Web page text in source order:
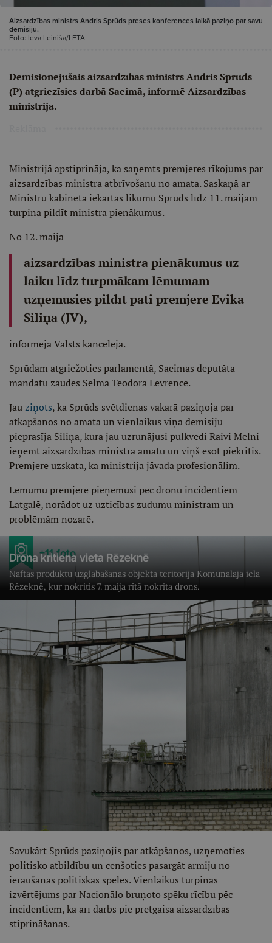
Aizsardzības ministrs Andris Sprūds preses konferences laikā paziņo par savu
demisiju.
Foto: Ieva Leiniša/LETA
Demisionējušais aizsardzības ministrs Andris Sprūds
(P) atgriezīsies darbā Saeimā, informē Aizsardzības
ministrijā.
Ministrijā apstiprināja, ka saņemts premjeres rīkojums par
aizsardzības ministra atbrīvošanu no amata. Saskaņā ar
Ministru kabineta iekārtas likumu Sprūds līdz 11. maijam
turpina pildīt ministra pienākumus.
No 12. maija
aizsardzības ministra pienākumus uz
laiku līdz turpmākam lēmumam
uzņēmusies pildīt pati premjere Evika
Siliņa (JV),
informēja Valsts kancelejā.
Sprūdam atgriežoties parlamentā, Saeimas deputāta
mandātu zaudēs Selma Teodora Levrence.
Jauziņots, ka Sprūds svētdienas vakarā paziņoja par
atkāpšanos no amata un vienlaikus viņa demisiju
pieprasīja Siliņa, kura jau uzrunājusi pulkvedi Raivi Melni
ieņemt aizsardzības ministra amatu un viņš esot piekritis.
Premjere uzskata, ka ministrija jāvada profesionālim.
Lēmumu premjere pieņēmusi pēc dronu incidentiem
Latgalē, norādot uz uzticības zudumu ministram un
problēmām nozarē.
+11 foto
Drona kritiena vieta Rēzeknē
Naftas produktu uzglabāšanas objekta teritorija Komunālajā ielā
Rēzeknē, kur nokritis 7. maija rītā nokrita drons.
Savukārt Sprūds paziņojis par atkāpšanos, uzņemoties
politisko atbildību un cenšoties pasargāt armiju no
ieraušanas politiskās spēlēs. Vienlaikus turpinās
izvērtējums par Nacionālo bruņoto spēku rīcību pēc
incidentiem, kā arī darbs pie pretgaisa aizsardzības
stiprināšanas.